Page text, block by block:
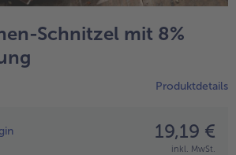
& Torten
Alternativprodukte
Schnitzel mit 8%
Produktdetails
19,19 €
inkl. MwSt.